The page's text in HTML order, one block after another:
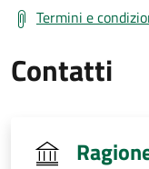
Termini e
Contatti